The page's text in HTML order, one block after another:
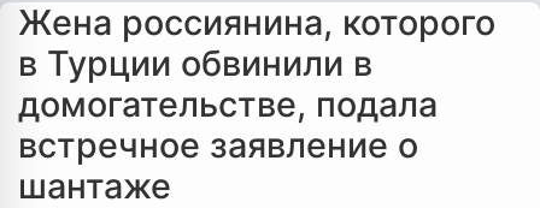
Жена россиянина, которого
в Турции обвинили в
домогательстве, подала
встречное заявление о
шантаже